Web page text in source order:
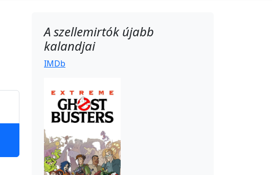
A szellemirtók újabb
kalandjai
IMDb